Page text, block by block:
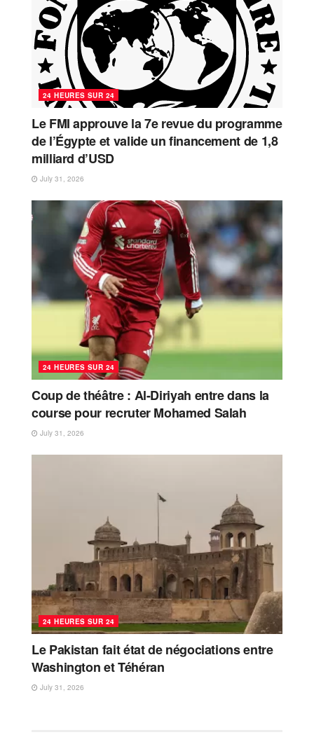
24 HEURES SUR 24
Le FMI approuve la 7e revue du programme
de l’Égypte et valide un financement de 1,8
milliard d’USD
July 31, 2026
24 HEURES SUR 24
Coup de théâtre : Al-Diriyah entre dans la
course pour recruter Mohamed Salah
July 31, 2026
24 HEURES SUR 24
Le Pakistan fait état de négociations entre
Washington et Téhéran
July 31, 2026